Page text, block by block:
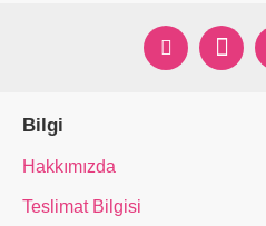
Bilgi
Hakkımızda
Teslimat Bilgisi